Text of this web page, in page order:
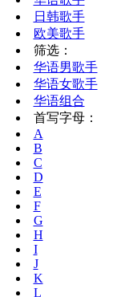
日韩歌手
欧美歌手
筛选：
华语男歌手
华语女歌手
华语组合
首写字母：
A
B
C
D
E
F
G
H
I
J
K
L